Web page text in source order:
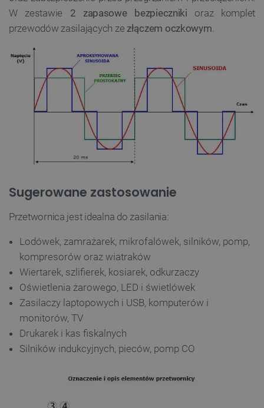
W zestawie 2 zapasowe bezpieczniki oraz komplet
przewodów zasilających ze złączem oczkowym.
Sugerowane zastosowanie
Przetwornica jest idealna do zasilania:
Lodówek, zamrażarek, mikrofalówek, silników, pomp,
kompresorów oraz wiatraków
Wiertarek, szlifierek, kosiarek, odkurzaczy
Oświetlenia żarowego, LED i świetlówek
Zasilaczy laptopowych i USB, komputerów i
monitorów, TV
Drukarek i kas fiskalnych
Silników indukcyjnych, pieców, pomp CO